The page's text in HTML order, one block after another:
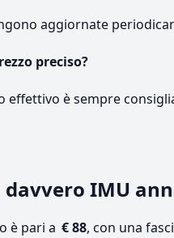
aggiornate
preciso?
effettivo è sempre
IMU
è pari a € 88, con una